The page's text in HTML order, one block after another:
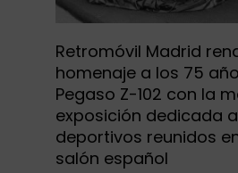
Retromóvil Madrid
homenaje a los 75
Pegaso Z-102 con la
exposición dedicada
deportivos reunidos
salón español